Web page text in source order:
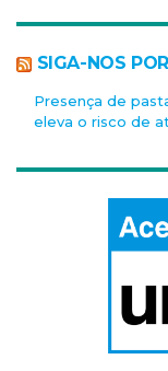
SIGA-NOS
Presença de
eleva o risco de